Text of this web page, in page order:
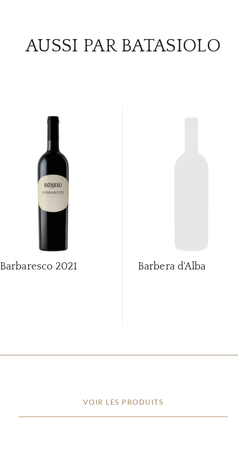
AUSSI PAR BATASIOLO
Barbaresco 2021 Barbera d'Alba
VOIR LES PRODUITS